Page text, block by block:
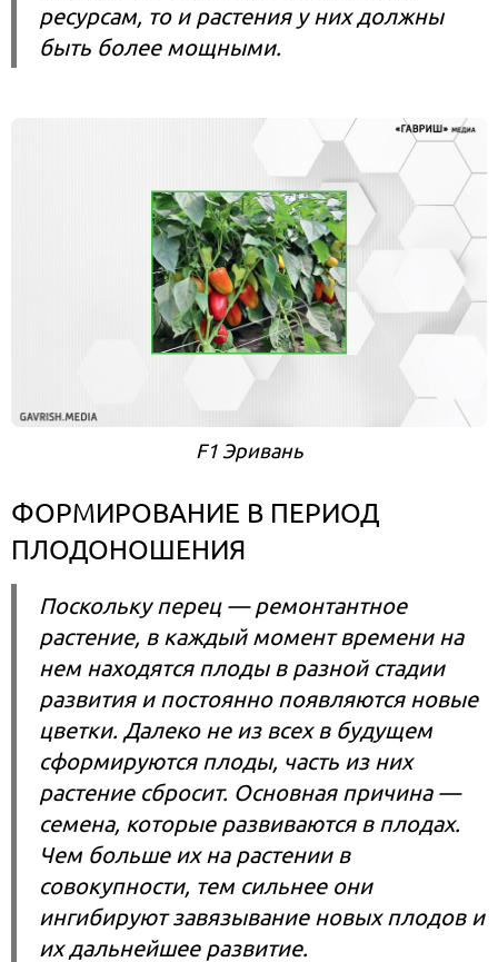
ресурсам, то и растения у них должны
быть более мощными.
F1 Эривань
ФОРМИРОВАНИЕ В ПЕРИОД
ПЛОДОНОШЕНИЯ
Поскольку перец — ремонтантное
растение, в каждый момент времени на
нем находятся плоды в разной стадии
развития и постоянно появляются новые
цветки. Далеко не из всех в будущем
сформируются плоды, часть из них
растение сбросит. Основная причина —
семена, которые развиваются в плодах.
Чем больше их на растении в
совокупности, тем сильнее они
ингибируют завязывание новых плодов и
их дальнейшее развитие.